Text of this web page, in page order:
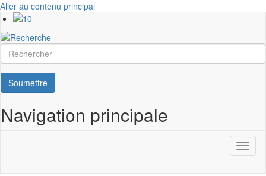
Aller au contenu principal
Rechercher
Soumettre
Navigation principale